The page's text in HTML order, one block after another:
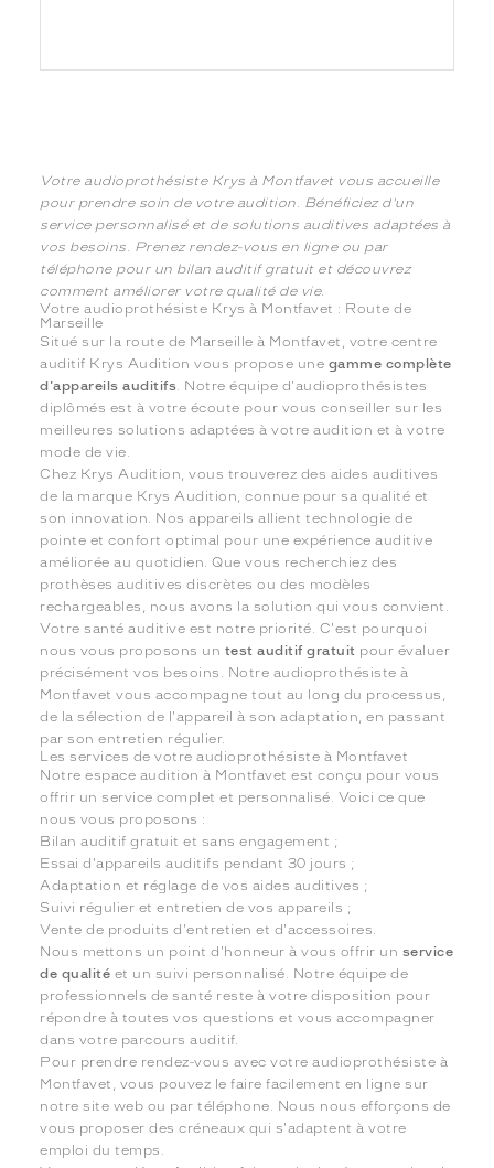
Votre audioprothésiste Krys à Montfavet vous accueille
pour prendre soin de votre audition. Bénéficiez d'un
service personnalisé et de solutions auditives adaptées à
vos besoins. Prenez rendez-vous en ligne ou par
téléphone pour un bilan auditif gratuit et découvrez
comment améliorer votre qualité de vie.
Votre audioprothésiste Krys à Montfavet : Route de
Marseille
Situé sur la route de Marseille à Montfavet, votre centre
auditif Krys Audition vous propose une gamme complète
d'appareils auditifs. Notre équipe d'audioprothésistes
diplômés est à votre écoute pour vous conseiller sur les
meilleures solutions adaptées à votre audition et à votre
mode de vie.
Chez Krys Audition, vous trouverez des aides auditives
de la marque Krys Audition, connue pour sa qualité et
son innovation. Nos appareils allient technologie de
pointe et confort optimal pour une expérience auditive
améliorée au quotidien. Que vous recherchiez des
prothèses auditives discrètes ou des modèles
rechargeables, nous avons la solution qui vous convient.
Votre santé auditive est notre priorité. C'est pourquoi
nous vous proposons un test auditif gratuit pour évaluer
précisément vos besoins. Notre audioprothésiste à
Montfavet vous accompagne tout au long du processus,
de la sélection de l'appareil à son adaptation, en passant
par son entretien régulier.
Les services de votre audioprothésiste à Montfavet
Notre espace audition à Montfavet est conçu pour vous
offrir un service complet et personnalisé. Voici ce que
nous vous proposons :
Bilan auditif gratuit et sans engagement ;
Essai d'appareils auditifs pendant 30 jours ;
Adaptation et réglage de vos aides auditives ;
Suivi régulier et entretien de vos appareils ;
Vente de produits d'entretien et d'accessoires.
Nous mettons un point d'honneur à vous offrir un service
de qualité et un suivi personnalisé. Notre équipe de
professionnels de santé reste à votre disposition pour
répondre à toutes vos questions et vous accompagner
dans votre parcours auditif.
Pour prendre rendez-vous avec votre audioprothésiste à
Montfavet, vous pouvez le faire facilement en ligne sur
notre site web ou par téléphone. Nous nous efforçons de
vous proposer des créneaux qui s'adaptent à votre
emploi du temps.